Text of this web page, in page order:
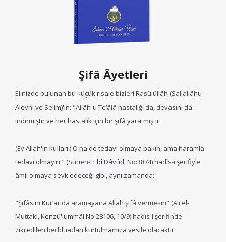
Şifâ Âyetleri
Elinizde bulunan bu küçük risale bizleri Rasûlüllâh (Sallallâhu
Aleyhi ve Sellm)'in: "Allâh-u Te‘âlâ hastalığı da, devasını da
indirmiştir ve her hastalık için bir şifâ yaratmıştır.
(Ey Allah'ın kulları!) O halde tedavi olmaya bakın, ama haramla
tedavi olmayın." (Sünen-i Ebî Dâvûd, No:3874) hadîs-i şerifiyle
âmil olmaya sevk edeceği gibi, aynı zamanda:
"Şifâsını Kur’arida aramayana Allah şifâ vermesin" (Ali el-
Muttaki, Kenzü'lummâl No:28106, 10/9) hadîs-i şerifinde
zikredilen bedduadan kurtulmamıza vesile olacaktır.